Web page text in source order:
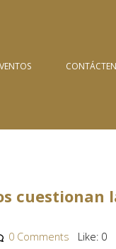
cuestionan
0 Comments Like: 0